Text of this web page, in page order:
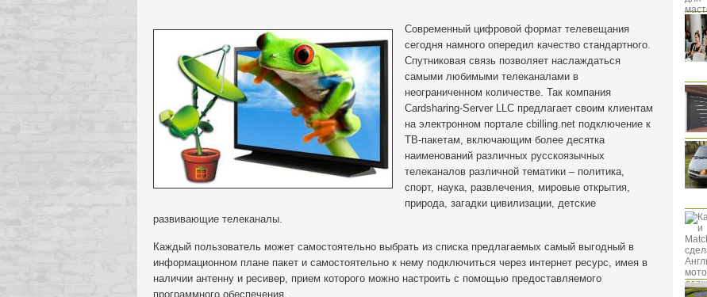
Современный цифровой формат телевещания
сегодня намного опередил качество стандартного.
Спутниковая связь позволяет наслаждаться
самыми любимыми телеканалами в
неограниченном количестве. Так компания
Cardsharing-Server LLC предлагает своим клиентам
на электронном портале cbilling.net подключение к
ТВ-пакетам, включающим более десятка
наименований различных русскоязычных
телеканалов различной тематики – политика,
спорт, наука, развлечения, мировые открытия,
природа, загадки цивилизации, детские
развивающие телеканалы.
Каждый пользователь может самостоятельно выбрать из списка предлагаемых самый выгодный в
информационном плане пакет и самостоятельно к нему подключиться через интернет ресурс, имея в
наличии антенну и ресивер, прием которого можно настроить с помощью предоставляемого
программного обеспечения.